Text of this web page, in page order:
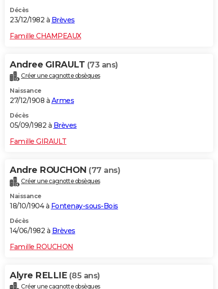
Décès
23/12/1982 à Brèves
Famille CHAMPEAUX
Andree GIRAULT (73 ans)
Créer une cagnotte obsèques
Naissance
27/12/1908 à Armes
Décès
05/09/1982 à Brèves
Famille GIRAULT
Andre ROUCHON (77 ans)
Créer une cagnotte obsèques
Naissance
18/10/1904 à Fontenay-sous-Bois
Décès
14/06/1982 à Brèves
Famille ROUCHON
Alyre RELLIE (85 ans)
Créer une cagnotte obsèques